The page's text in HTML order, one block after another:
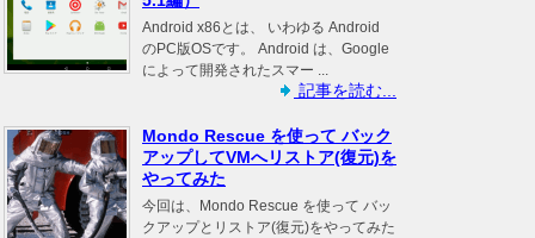
Android x86とは、 いわゆる Android
のPC版OSです。 Android は、Google
によって開発されたスマー ...
記事を読む...
Mondo Rescue を使って バック
アップしてVMへリストア(復元)を
やってみた
今回は、Mondo Rescue を使って バッ
クアップとリストア(復元)をやってみた